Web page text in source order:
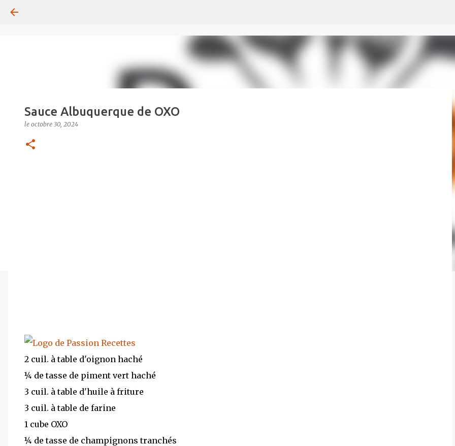
Sauce Albuquerque de OXO
le octobre 30, 2024
2 cuil. à table d'oignon haché
¼ de tasse de piment vert haché
3 cuil. à table d'huile à friture
3 cuil. à table de farine
1 cube OXO
¼ de tasse de champignons tranchés